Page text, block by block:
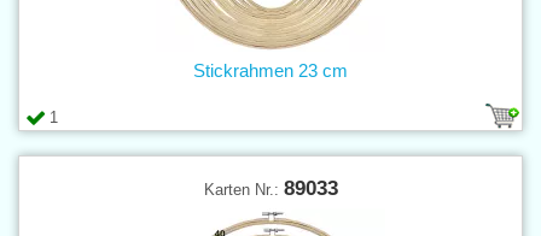
1
Stickrahmen 23 cm
Karten Nr.: 89033